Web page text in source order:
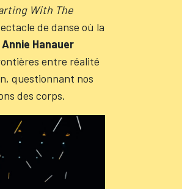
With The
de danse où la
Annie Hanauer
entre réalité
questionnant nos
des corps.